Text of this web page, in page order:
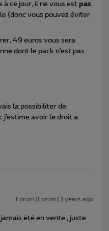
à ce jour, il ne vous est pas
(donc vous pouvez éviter
49 euros vous sera
dont le pack n’est pas
la possibiliter de
j’estime avoir le droit a
Forum|Forum|3 years ago
jamais été en vente , juste